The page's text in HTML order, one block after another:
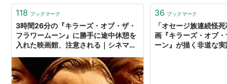
118 ブックマーク
3時間26分の『キラーズ・オブ・ザ・
フラワームーン』に勝手に途中休憩を
入れた映画館、注意される｜シネマト
36 ブックマーク
「オセージ族連続怪
画『キラーズ・オブ
ーン』が描く非道な